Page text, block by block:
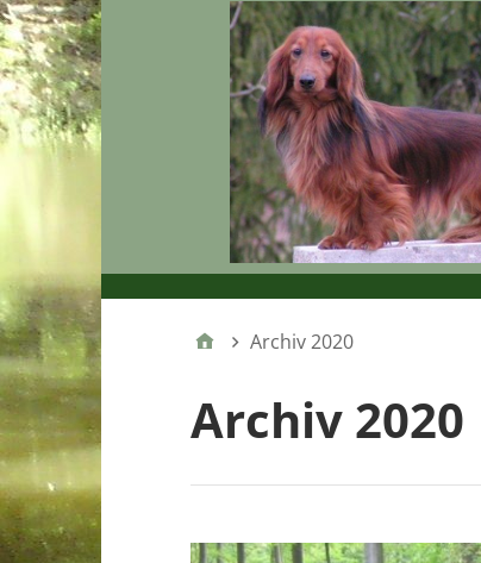
Archiv 2020
Archiv 2020